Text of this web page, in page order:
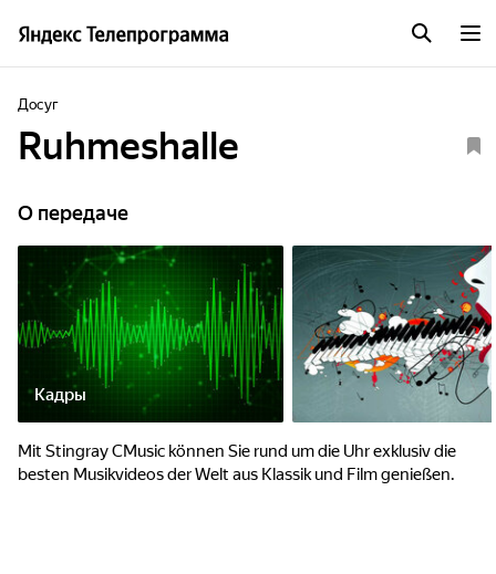
Досуг
Ruhmeshalle
О передаче
Кадры
Mit Stingray CMusic können Sie rund um die Uhr exklusiv die
besten Musikvideos der Welt aus Klassik und Film genießen.